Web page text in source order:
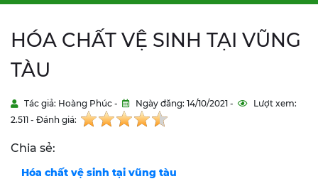
HÓA CHẤT VỆ SINH TẠI VŨNG
TÀU
Tác giả: Hoàng Phúc - Ngày đăng: 14/10/2021 -
Lượt xem:
2.511 - Đánh giá:
Chia sẻ:
Hóa chất vệ sinh tại vũng tàu